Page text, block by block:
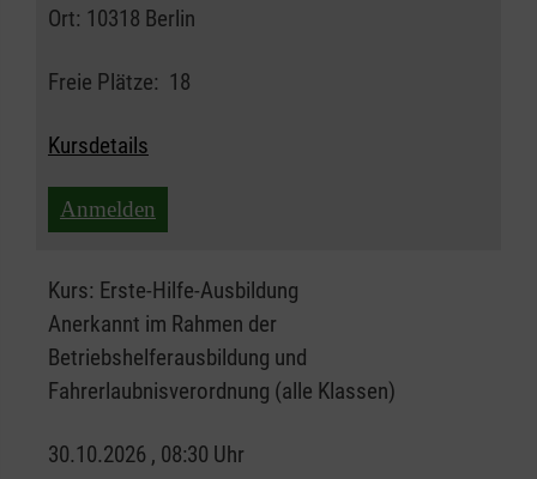
Ort: 10318 Berlin
Freie Plätze: 18
Kursdetails
Anmelden
Kurs: Erste-Hilfe-Ausbildung
Anerkannt im Rahmen der
Betriebshelferausbildung und
Fahrerlaubnisverordnung (alle Klassen)
30.10.2026 , 08:30 Uhr